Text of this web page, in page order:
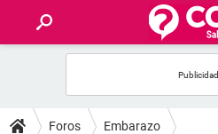
FOROS
Foros Embarazo